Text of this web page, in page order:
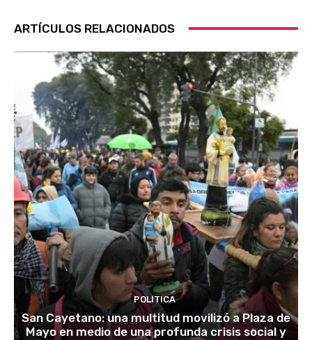
ARTÍCULOS RELACIONADOS
POLITICA
San Cayetano: una multitud movilizó a Plaza de
Mayo en medio de una profunda crisis social y